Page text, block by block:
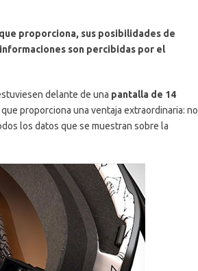
proporciona, sus posibilidades de
son percibidas por el
delante de una pantalla de 14
proporciona una ventaja extraordinaria: no
los datos que se muestran sobre la